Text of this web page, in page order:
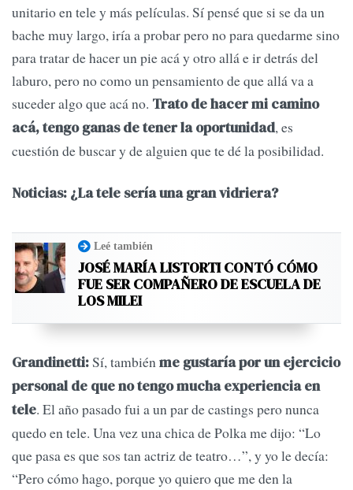
unitario en tele y más películas. Sí pensé que si se da un
bache muy largo, iría a probar pero no para quedarme sino
para tratar de hacer un pie acá y otro allá e ir detrás del
laburo, pero no como un pensamiento de que allá va a
suceder algo que acá no. Trato de hacer mi camino
acá, tengo ganas de tener la oportunidad, es
cuestión de buscar y de alguien que te dé la posibilidad.
Noticias: ¿La tele sería una gran vidriera?
Leé también
JOSÉ MARÍA LISTORTI CONTÓ CÓMO
FUE SER COMPAÑERO DE ESCUELA DE
LOS MILEI
Grandinetti:Sí, también me gustaría por un ejercicio
personal de que no tengo mucha experiencia en
tele. El año pasado fui a un par de castings pero nunca
quedo en tele. Una vez una chica de Polka me dijo: “Lo
que pasa es que sos tan actriz de teatro…”, y yo le decía:
“Pero cómo hago, porque yo quiero que me den la